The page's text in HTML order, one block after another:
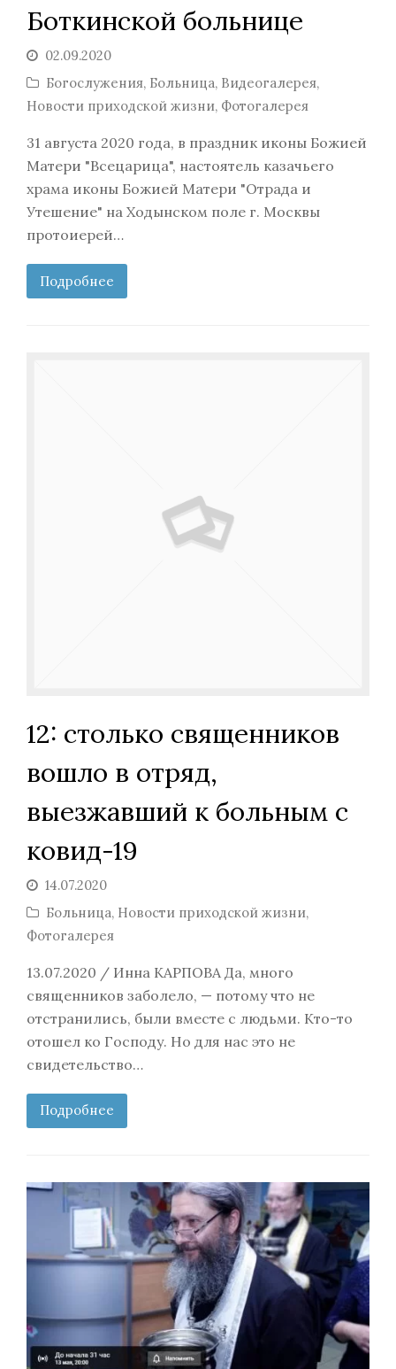
Боткинской больнице
02.09.2020
Богослужения, Больница, Видеогалерея,
Новости приходской жизни, Фотогалерея
31 августа 2020 года, в праздник иконы Божией
Матери "Всецарица", настоятель казачьего
храма иконы Божией Матери "Отрада и
Утешение" на Ходынском поле г. Москвы
протоиерей…
Подробнее
12: столько священников
вошло в отряд,
выезжавший к больным с
ковид-19
14.07.2020
Больница, Новости приходской жизни,
Фотогалерея
13.07.2020 / Инна КАРПОВА Да, много
священников заболело, — потому что не
отстранились, были вместе с людьми. Кто-то
отошел ко Господу. Но для нас это не
свидетельство…
Подробнее